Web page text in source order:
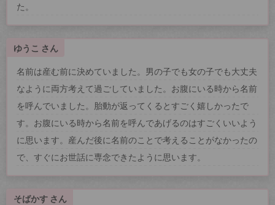
た。
ゆうこ さん
名前は産む前に決めていました。男の子でも女の子でも大丈夫
なように両方考えて過ごしていました。お腹にいる時から名前
を呼んでいました。胎動が返ってくるとすごく嬉しかったで
す。お腹にいる時から名前を呼んであげるのはすごくいいよう
に思います。産んだ後に名前のことで考えることがなかったの
で、すぐにお世話に専念できたように思います。
そばかす さん